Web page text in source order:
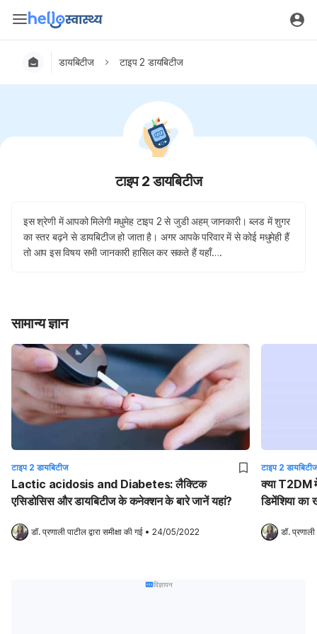
डायबिटीज टाइप 2 डायबिटीज
टाइप 2 डायबिटीज
इस श्रेणी में आपको मिलेगी मधुमेह टाइप 2 से जुडी अहम् जानकारी। ब्‍लड में शुगर
का स्‍तर बढ़ने से डायबिटीज हो जाता है। अगर आपके परिवार में से कोई मधुमेही हैं
तो आप इस विषय सभी जानकारी हासिल कर सकते हैं यहाँ….
सामान्य ज्ञान
टाइप 2 डायबिटीज
Lactic acidosis and Diabetes: लैक्टिक
एसिडोसिस और डायबिटीज के कनेक्शन के बारे जानें यहां?
डॉ. प्रणाली पाटील द्वारा समीक्षा की गई • 24/05/2022
टाइप 2 डायबिटीज
क्या T2DM
डिमेंशिया का
डॉ.
विज्ञापन